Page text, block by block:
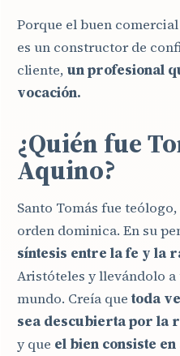
Porque el buen
es un constructor de
cliente, un profesional
vocación.
¿Quién fue
Aquino?
Santo Tomás fue
orden dominica. En su
síntesis entre la fe y la
Aristóteles y llevándolo
mundo. Creía que toda
sea descubierta por la
y que el bien consiste